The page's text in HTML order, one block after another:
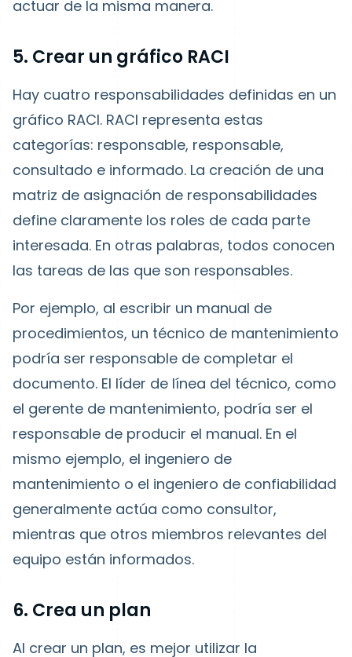
actuar de la misma manera.
5. Crear un gráfico RACI
Hay cuatro responsabilidades definidas en un
gráfico RACI. RACI representa estas
categorías: responsable, responsable,
consultado e informado. La creación de una
matriz de asignación de responsabilidades
define claramente los roles de cada parte
interesada. En otras palabras, todos conocen
las tareas de las que son responsables.
Por ejemplo, al escribir un manual de
procedimientos, un técnico de mantenimiento
podría ser responsable de completar el
documento. El líder de línea del técnico, como
el gerente de mantenimiento, podría ser el
responsable de producir el manual. En el
mismo ejemplo, el ingeniero de
mantenimiento o el ingeniero de confiabilidad
generalmente actúa como consultor,
mientras que otros miembros relevantes del
equipo están informados.
6. Crea un plan
Al crear un plan, es mejor utilizar la